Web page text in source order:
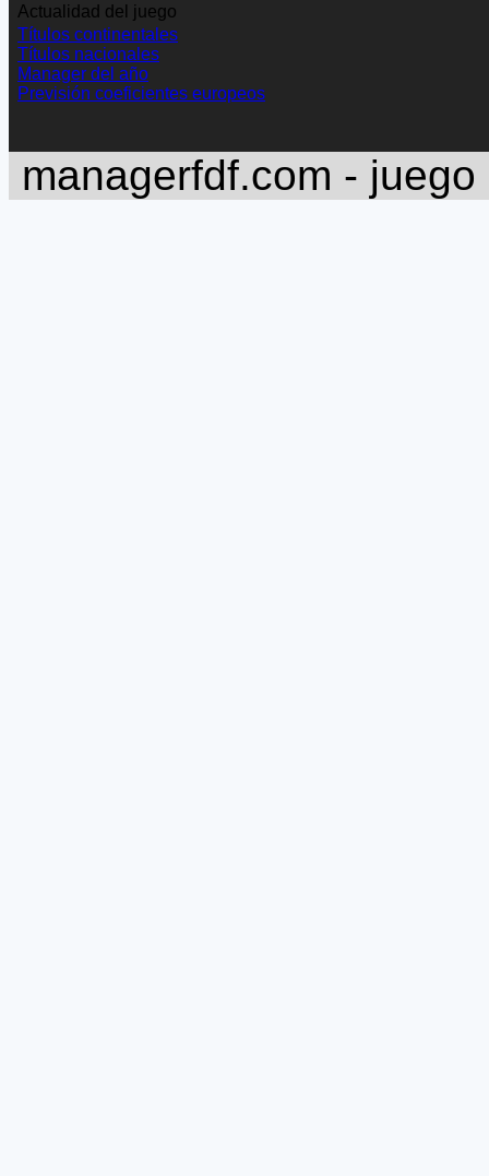
Actualidad del juego
Títulos continentales
Títulos nacionales
Manager del año
Previsión coeficientes europeos
managerfdf.com -